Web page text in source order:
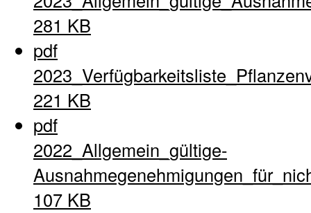
281 KB
pdf
221 KB
pdf
2022_Allgemein_gültige-
107 KB